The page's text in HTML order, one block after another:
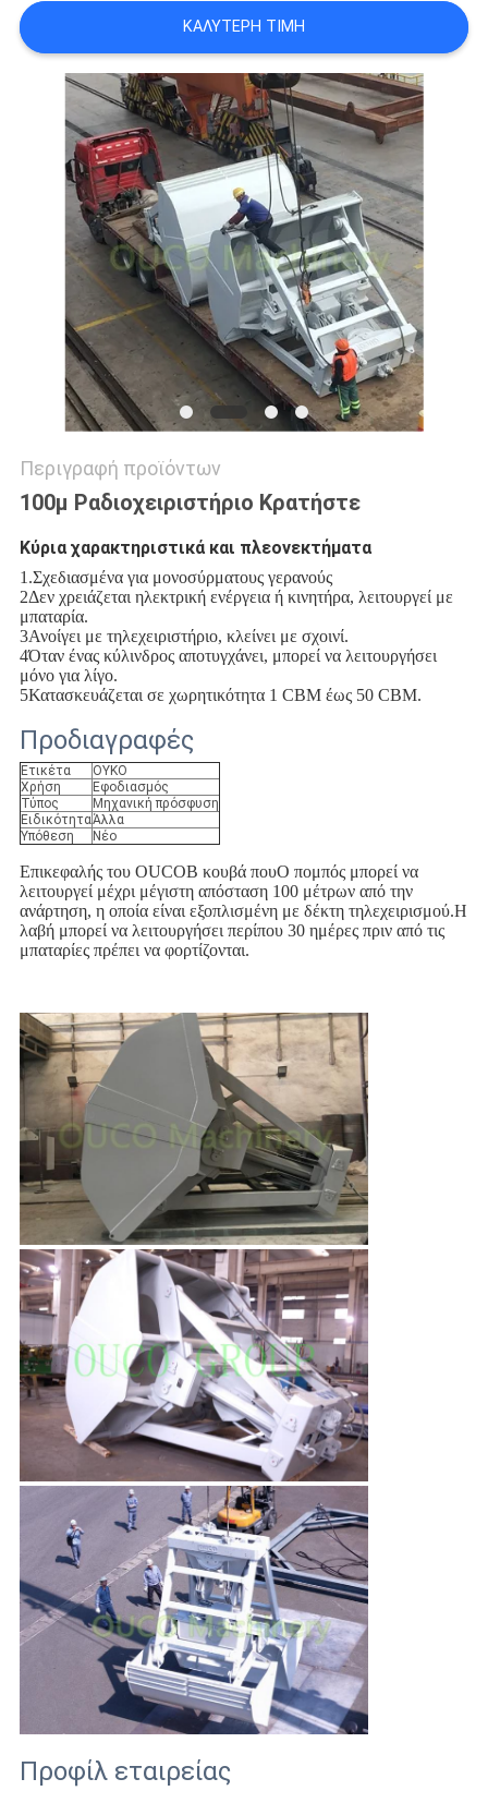
CONTACT
SITEMAP
ΠΟΛΙΤΙΚΉ
ΑΠΟΡΡΉΤΟΥ
ΚΑΛΎΤΕΡΗ ΤΙΜΉ
Περιγραφή προϊόντων
100μ Ραδιοχειριστήριο Κρατήστε
Κύρια χαρακτηριστικά και πλεονεκτήματα
1.Σχεδιασμένα για μονοσύρματους γερανούς
2Δεν χρειάζεται ηλεκτρική ενέργεια ή κινητήρα, λειτουργεί με
μπαταρία.
3Ανοίγει με τηλεχειριστήριο, κλείνει με σχοινί.
4Όταν ένας κύλινδρος αποτυγχάνει, μπορεί να λειτουργήσει
μόνο για λίγο.
5Κατασκευάζεται σε χωρητικότητα 1 CBM έως 50 CBM.
Προδιαγραφές
Ετικέτα
ΟΥΚΟ
Χρήση
Εφοδιασμός
Τύπος
Μηχανική πρόσφυση
ΕιδικότηταΆλλα
Υπόθεση
Νέο
Επικεφαλής του OUCOΒ κουβά πουΟ πομπός μπορεί να
λειτουργεί μέχρι μέγιστη απόσταση 100 μέτρων από την
ανάρτηση, η οποία είναι εξοπλισμένη με δέκτη τηλεχειρισμού.Η
λαβή μπορεί να λειτουργήσει περίπου 30 ημέρες πριν από τις
μπαταρίες πρέπει να φορτίζονται.
Προφίλ εταιρείας